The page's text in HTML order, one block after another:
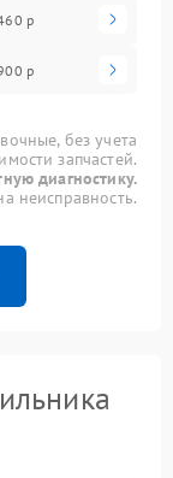
р
р
без учета
запчастей.
диагностику.
неисправность.